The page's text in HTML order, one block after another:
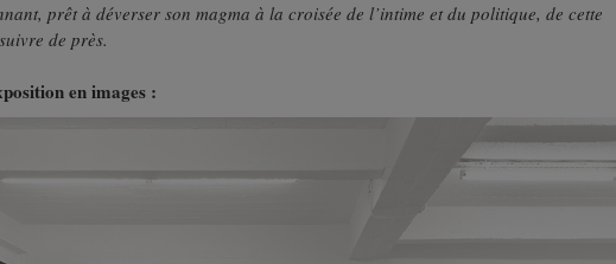
prêt à déverser son magma à la croisée de l’intime et du politique, de cette
de près.
en images :